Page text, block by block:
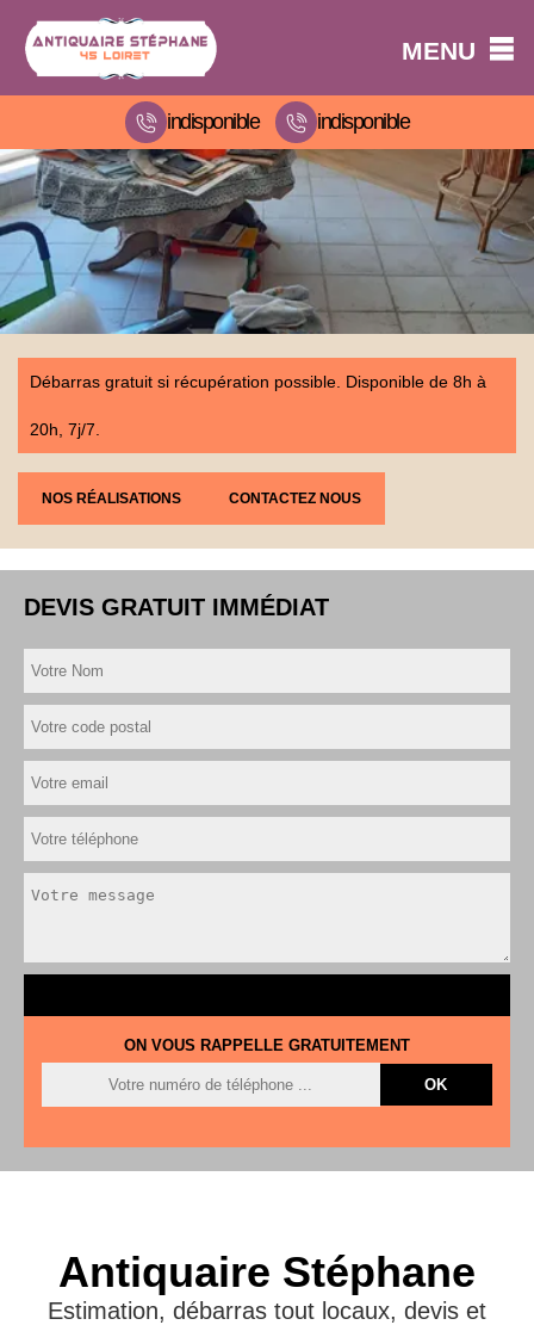
MENU
indisponible indisponible
Débarras gratuit si récupération possible. Disponible de 8h à
20h, 7j/7.
NOS RÉALISATIONS CONTACTEZ NOUS
DEVIS GRATUIT IMMÉDIAT
ON VOUS RAPPELLE GRATUITEMENT
Antiquaire Stéphane
Estimation, débarras tout locaux, devis et